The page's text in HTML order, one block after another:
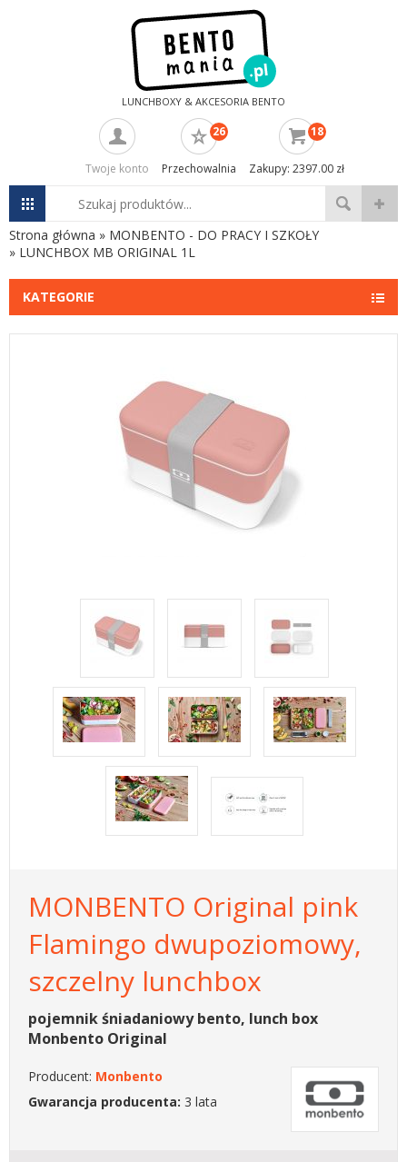
LUNCHBOXY & AKCESORIA BENTO
Twoje konto
26
Przechowalnia
18
Zakupy: 2397.00 zł
Strona główna » MONBENTO - DO PRACY I SZKOŁY
» LUNCHBOX MB ORIGINAL 1L
KATEGORIE
MONBENTO Original pink
Flamingo dwupoziomowy,
szczelny lunchbox
pojemnik śniadaniowy bento, lunch box
Monbento Original
Producent: Monbento
Gwarancja producenta: 3 lata